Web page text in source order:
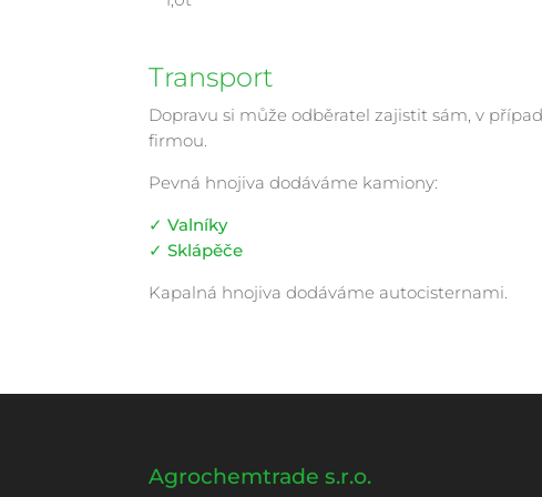
Transport
Dopravu si může odběratel zajistit sám, v
firmou.
Pevná hnojiva dodáváme kamiony:
✓ Valníky
✓ Sklápěče
Kapalná hnojiva dodáváme autocisternami.
Agrochemtrade s.r.o.